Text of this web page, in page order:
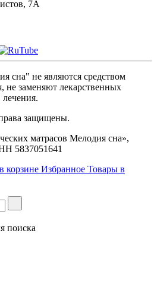
7А
сна" не являются средством
не заменяют лекарственных
лечения.
защищены.
матрасов Мелодия сна»,
5837051641
корзине Избранное Товары в
поиска